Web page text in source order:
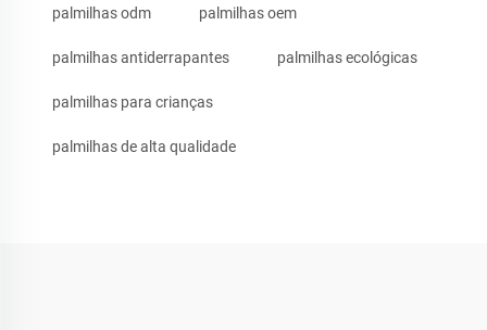
palmilhas odm palmilhas oem
palmilhas antiderrapantes palmilhas ecológicas
palmilhas para crianças
palmilhas de alta qualidade